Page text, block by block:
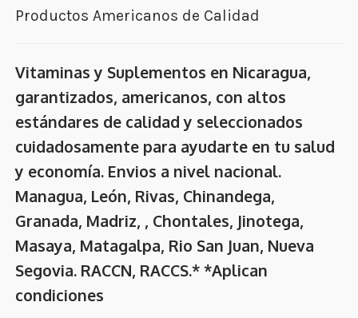
Productos Americanos de Calidad
Vitaminas y Suplementos en Nicaragua,
garantizados, americanos, con altos
estándares de calidad y seleccionados
cuidadosamente para ayudarte en tu salud
y economía. Envios a nivel nacional.
Managua, León, Rivas, Chinandega,
Granada, Madriz, , Chontales, Jinotega,
Masaya, Matagalpa, Rio San Juan, Nueva
Segovia. RACCN, RACCS.* *Aplican
condiciones